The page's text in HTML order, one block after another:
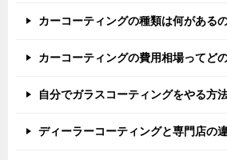
カーコーティングの種類は何がある
カーコーティングの費用相場ってど
自分でガラスコーティングをやる方
ディーラーコーティングと専門店の